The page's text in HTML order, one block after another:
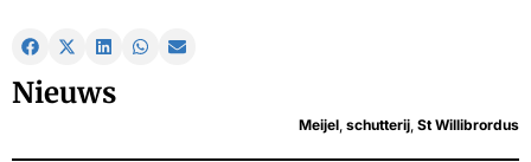
Nieuws
Meijel, schutterij, St Willibrordus